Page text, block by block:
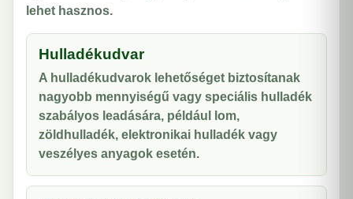
lehet hasznos.
Hulladékudvar
A hulladékudvarok lehetőséget biztosítanak
nagyobb mennyiségű vagy speciális hulladék
szabályos leadására, például lom,
zöldhulladék, elektronikai hulladék vagy
veszélyes anyagok esetén.